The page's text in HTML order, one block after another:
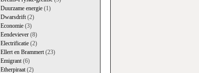
Duurzame energie(1)
Dwarsdrift(2)
Economie(3)
Eendeviever(8)
Electrificatie(2)
Ellert en Brammert(23)
Emigrant(6)
Etherpiraat(2)